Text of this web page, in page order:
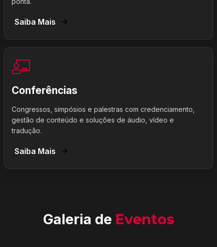
Saiba Mais
Conferências
Congressos, simpósios e palestras com credenciamento,
gestão de conteúdo e soluções de áudio, vídeo e
tradução.
Saiba Mais
Galeria de Eventos